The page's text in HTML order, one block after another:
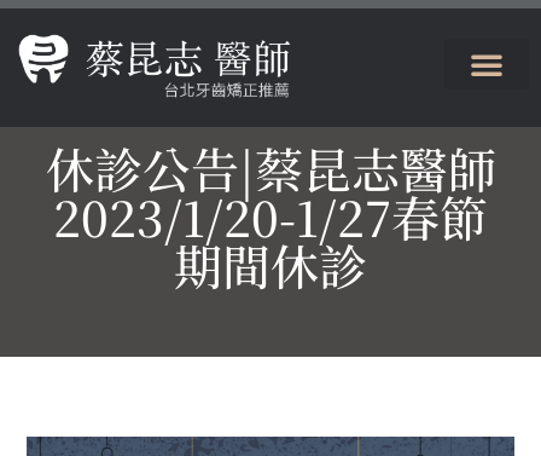
休診公告|蔡昆志醫師
2023/1/20-1/27春節
期間休診